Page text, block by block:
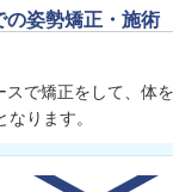
の姿勢矯正・施術
スで矯正をして、体
ります。